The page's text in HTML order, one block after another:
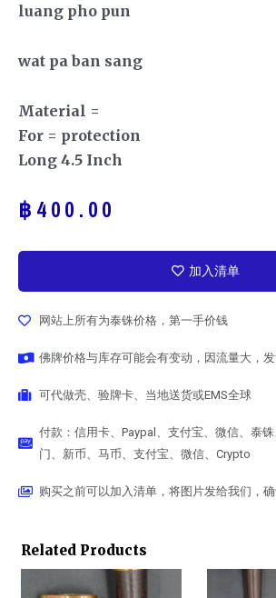
luang pho pun
wat pa ban sang
Material =
For = protection
Long 4.5 Inch
฿ 400.00
加入清单
网站上所有为泰铢价格，第一手价钱
佛牌价格与库存可能会有变动，因流量大，
可代做壳、验牌卡、当地送货或EMS全球
付款：信用卡、Paypal、支付宝、微信、泰
门、新币、马币、支付宝、微信、Crypto
购买之前可以加入清单，将图片发给我们，
Related Products